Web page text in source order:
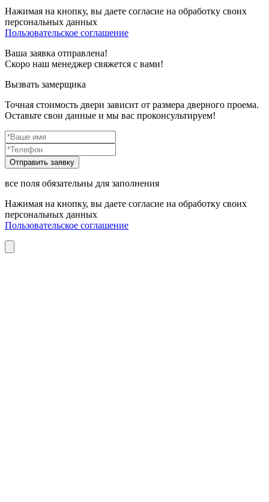
Нажимая на кнопку, вы даете согласие на обработку своих
персональных данных
Пользовательское соглашение
Ваша заявка отправлена!
Скоро наш менеджер свяжется с вами!
Вызвать замерщика
Точная стоимость двери зависит от размера дверного проема.
Оставьте свои данные и мы вас проконсультируем!
все поля обязательны для заполнения
Нажимая на кнопку, вы даете согласие на обработку своих
персональных данных
Пользовательское соглашение